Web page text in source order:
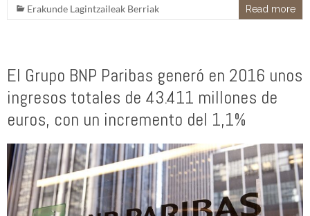
Erakunde Lagintzaileak Berriak
Read more
El Grupo BNP Paribas generó en 2016 unos
ingresos totales de 43.411 millones de
euros, con un incremento del 1,1%